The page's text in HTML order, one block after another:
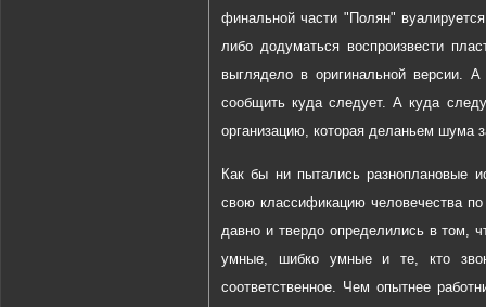
финальной части "Полян"
либо додуматься воспроизвести
выглядело в оригинальной версии.
сообщить куда следует. А куда
организацию, которая деланьем шума
Как бы ни пытались разноплановые
свою классификацию человечества
давно и твердо определились в том,
умные, шибко умные и те, кто
соответственное. Чем опытнее